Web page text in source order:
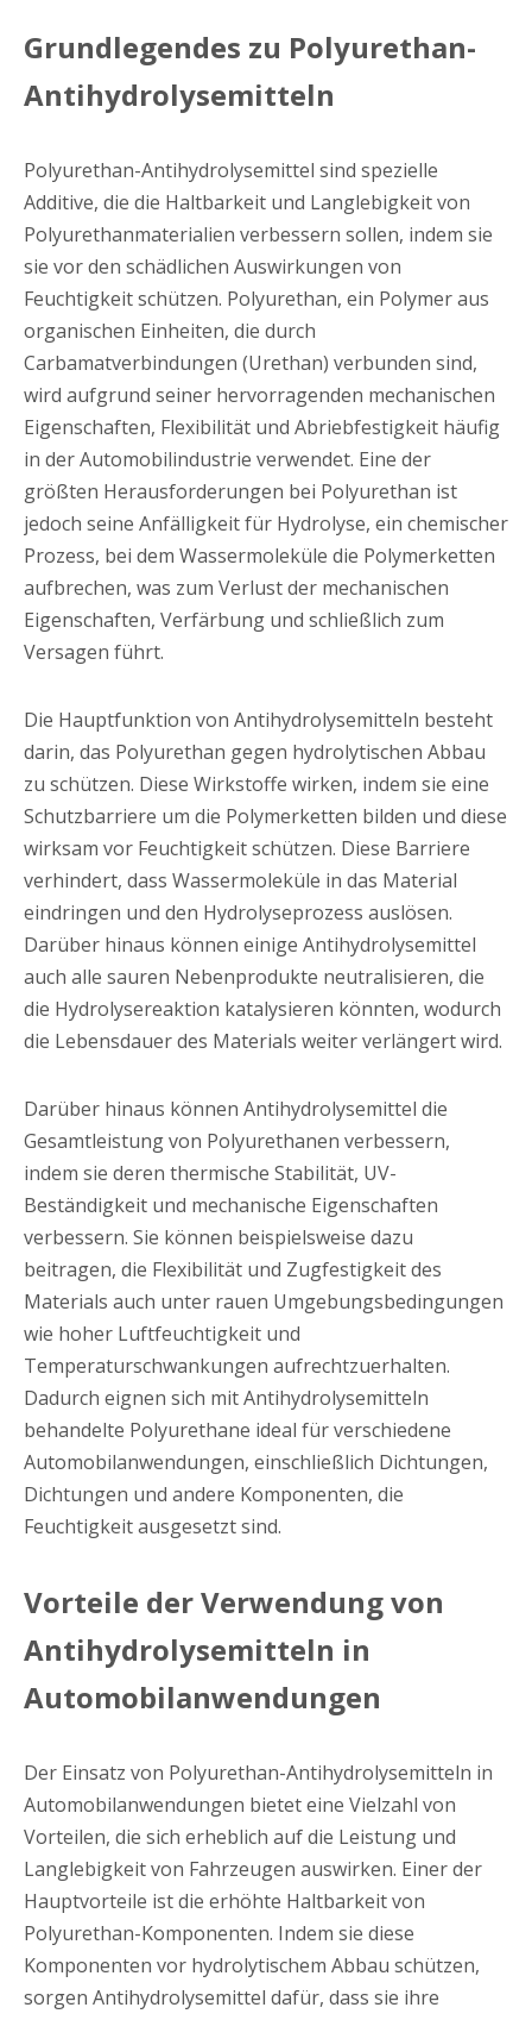
Grundlegendes zu Polyurethan-
Antihydrolysemitteln
Polyurethan-Antihydrolysemittel sind spezielle
Additive, die die Haltbarkeit und Langlebigkeit von
Polyurethanmaterialien verbessern sollen, indem sie
sie vor den schädlichen Auswirkungen von
Feuchtigkeit schützen. Polyurethan, ein Polymer aus
organischen Einheiten, die durch
Carbamatverbindungen (Urethan) verbunden sind,
wird aufgrund seiner hervorragenden mechanischen
Eigenschaften, Flexibilität und Abriebfestigkeit häufig
in der Automobilindustrie verwendet. Eine der
größten Herausforderungen bei Polyurethan ist
jedoch seine Anfälligkeit für Hydrolyse, ein chemischer
Prozess, bei dem Wassermoleküle die Polymerketten
aufbrechen, was zum Verlust der mechanischen
Eigenschaften, Verfärbung und schließlich zum
Versagen führt.
Die Hauptfunktion von Antihydrolysemitteln besteht
darin, das Polyurethan gegen hydrolytischen Abbau
zu schützen. Diese Wirkstoffe wirken, indem sie eine
Schutzbarriere um die Polymerketten bilden und diese
wirksam vor Feuchtigkeit schützen. Diese Barriere
verhindert, dass Wassermoleküle in das Material
eindringen und den Hydrolyseprozess auslösen.
Darüber hinaus können einige Antihydrolysemittel
auch alle sauren Nebenprodukte neutralisieren, die
die Hydrolysereaktion katalysieren könnten, wodurch
die Lebensdauer des Materials weiter verlängert wird.
Darüber hinaus können Antihydrolysemittel die
Gesamtleistung von Polyurethanen verbessern,
indem sie deren thermische Stabilität, UV-
Beständigkeit und mechanische Eigenschaften
verbessern. Sie können beispielsweise dazu
beitragen, die Flexibilität und Zugfestigkeit des
Materials auch unter rauen Umgebungsbedingungen
wie hoher Luftfeuchtigkeit und
Temperaturschwankungen aufrechtzuerhalten.
Dadurch eignen sich mit Antihydrolysemitteln
behandelte Polyurethane ideal für verschiedene
Automobilanwendungen, einschließlich Dichtungen,
Dichtungen und andere Komponenten, die
Feuchtigkeit ausgesetzt sind.
Vorteile der Verwendung von
Antihydrolysemitteln in
Automobilanwendungen
Der Einsatz von Polyurethan-Antihydrolysemitteln in
Automobilanwendungen bietet eine Vielzahl von
Vorteilen, die sich erheblich auf die Leistung und
Langlebigkeit von Fahrzeugen auswirken. Einer der
Hauptvorteile ist die erhöhte Haltbarkeit von
Polyurethan-Komponenten. Indem sie diese
Komponenten vor hydrolytischem Abbau schützen,
sorgen Antihydrolysemittel dafür, dass sie ihre